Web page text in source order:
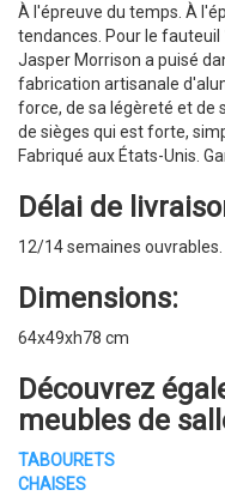
À l'épreuve du temps. À
tendances. Pour le fauteuil
Jasper Morrison a puisé
fabrication artisanale
force, de sa légèreté et de
de sièges qui est forte,
Fabriqué aux États-Unis.
Délai de
12/14 semaines ouvrables.
Dimensions:
64x49xh78 cm
Découvrez
meubles de
TABOURETS
CHAISES